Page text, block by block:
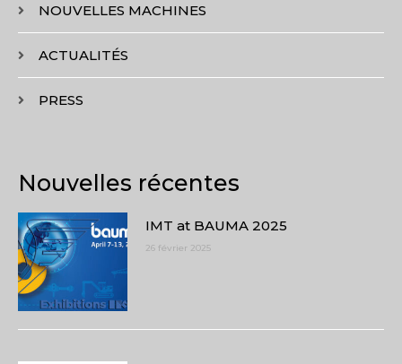
NOUVELLES MACHINES
ACTUALITÉS
PRESS
Nouvelles récentes
IMT at BAUMA 2025
26 février 2025